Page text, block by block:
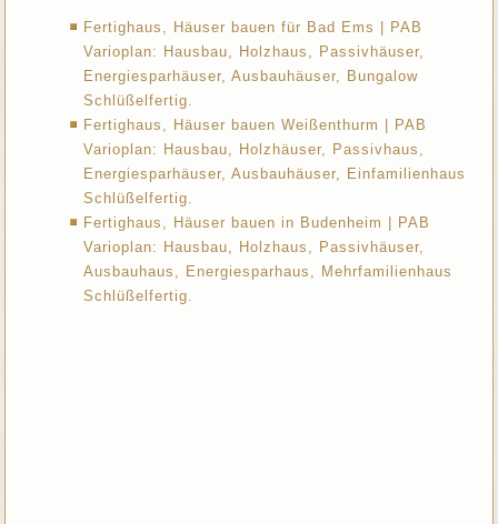
Fertighaus, Häuser bauen für Bad Ems | PAB
Varioplan: Hausbau, Holzhaus, Passivhäuser,
Energiesparhäuser, Ausbauhäuser, Bungalow
Schlüßelfertig.
Fertighaus, Häuser bauen Weißenthurm | PAB
Varioplan: Hausbau, Holzhäuser, Passivhaus,
Energiesparhäuser, Ausbauhäuser, Einfamilienhaus
Schlüßelfertig.
Fertighaus, Häuser bauen in Budenheim | PAB
Varioplan: Hausbau, Holzhaus, Passivhäuser,
Ausbauhaus, Energiesparhaus, Mehrfamilienhaus
Schlüßelfertig.